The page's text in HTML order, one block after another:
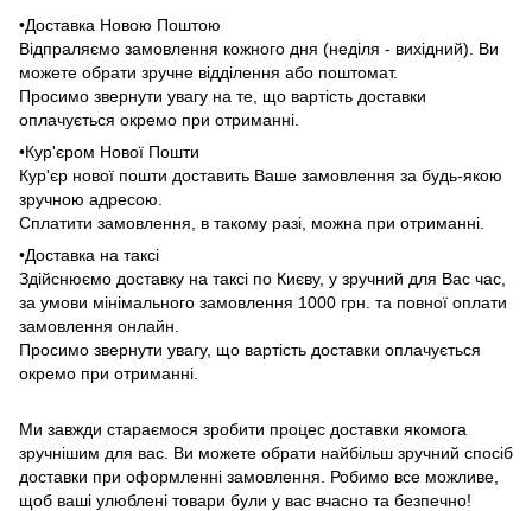
•Доставка Новою Поштою
Відпраляємо замовлення кожного дня (неділя - вихідний). Ви
можете обрати зручне відділення або поштомат.
Просимо звернути увагу на те, що вартість доставки
оплачується окремо при отриманні.
•Кур'єром Нової Пошти
Кур'єр нової пошти доставить Ваше замовлення за будь-якою
зручною адресою.
Сплатити замовлення, в такому разі, можна при отриманні.
•Доставка на таксі
Здійснюємо доставку на таксі по Києву, у зручний для Вас час,
за умови мінімального замовлення 1000 грн. та повної оплати
замовлення онлайн.
Просимо звернути увагу, що вартість доставки оплачується
окремо при отриманні.
Ми завжди стараємося зробити процес доставки якомога
зручнішим для вас. Ви можете обрати найбільш зручний спосіб
доставки при оформленні замовлення. Робимо все можливе,
щоб ваші улюблені товари були у вас вчасно та безпечно!